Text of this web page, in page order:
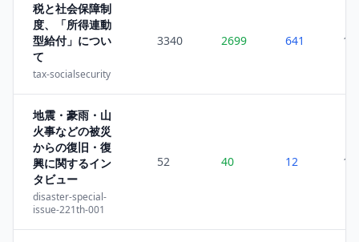
税と社会保障制
度、「所得連動
型給付」につい
て
tax-socialsecurity
3340 2699 641
地震・豪雨・山
火事などの被災
からの復旧・復
興に関するイン
タビュー
disaster-special-
issue-221th-001
52 40 12 13